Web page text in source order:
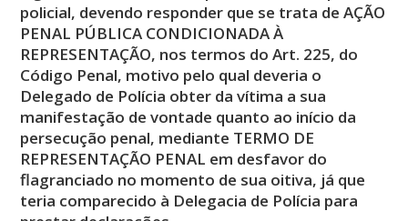
policial, devendo responder que se trata de AÇÃO
PENAL PÚBLICA CONDICIONADA À
REPRESENTAÇÃO, nos termos do Art. 225, do
Código Penal, motivo pelo qual deveria o
Delegado de Polícia obter da vítima a sua
manifestação de vontade quanto ao início da
persecução penal, mediante TERMO DE
REPRESENTAÇÃO PENAL em desfavor do
flagranciado no momento de sua oitiva, já que
teria comparecido à Delegacia de Polícia para